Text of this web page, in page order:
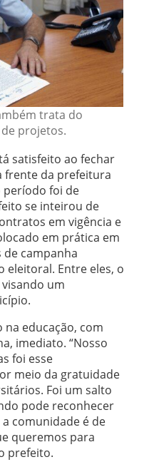
trata do
projetos.
satisfeito ao fechar
frente da prefeitura
período foi de
se inteirou de
em vigência e
em prática em
campanha
Entre eles, o
um
educação, com
imediato. “Nosso
foi esse
meio da gratuidade
Foi um salto
pode reconhecer
comunidade é de
queremos para
prefeito.